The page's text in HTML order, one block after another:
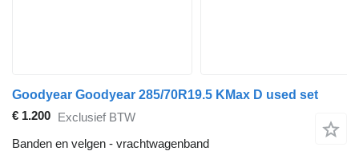
Goodyear Goodyear 285/70R19.5 KMax D used set
€ 1.200 Exclusief BTW
Banden en velgen - vrachtwagenband